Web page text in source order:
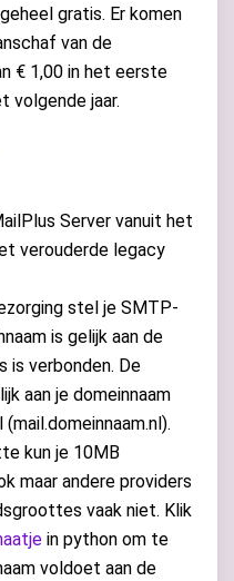
gratis. Er komen
van de
€ 1,00 in het eerste
volgende jaar.
Server vanuit het
verouderde legacy
stel je SMTP-
is gelijk aan de
is verbonden. De
aan je domeinnaam
kun je 10MB
maar andere providers
vaak niet. Klik
in python om te
voldoet aan de